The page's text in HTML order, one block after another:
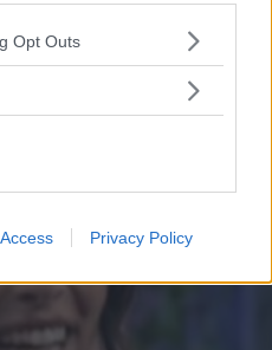
uses one or more Google
behaviour. You may click to
purposes in below Google
Opt Outs
Privacy Policy
si nascondono più e
coppia il red carpet del